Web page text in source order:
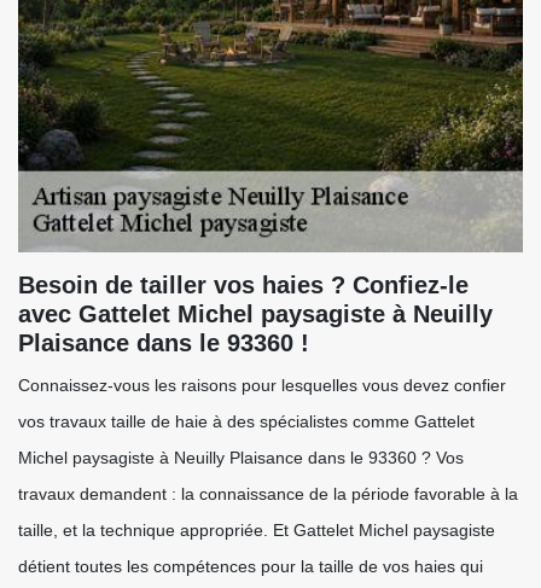
Besoin de tailler vos haies ? Confiez-le
avec Gattelet Michel paysagiste à Neuilly
Plaisance dans le 93360 !
Connaissez-vous les raisons pour lesquelles vous devez confier
vos travaux taille de haie à des spécialistes comme Gattelet
Michel paysagiste à Neuilly Plaisance dans le 93360 ? Vos
travaux demandent : la connaissance de la période favorable à la
taille, et la technique appropriée. Et Gattelet Michel paysagiste
détient toutes les compétences pour la taille de vos haies qui